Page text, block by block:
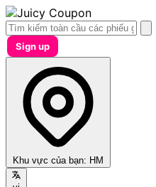
Sign up
Khu vực của bạn: HM